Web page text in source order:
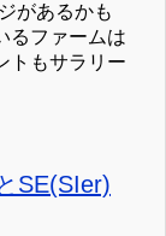
があるかも
るファームは
トもサラリー
SE(SIer)